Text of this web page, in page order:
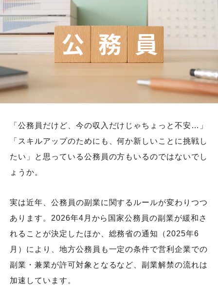
「公務員だけど、今の収入だけじゃちょっと不安…」
「スキルアップのためにも、何か新しいことに挑戦し
たい」と思っている公務員の方もいるのではないでし
ょうか。
実は近年、公務員の副業に関するルールが変わりつつ
あります。2026年4月から国家公務員の副業が緩和さ
れることが決定したほか、総務省の通知（2025年6
月）により、地方公務員も一定の条件で営利企業での
副業・兼業が許可対象となるなど、副業解禁の流れは
加速しています。